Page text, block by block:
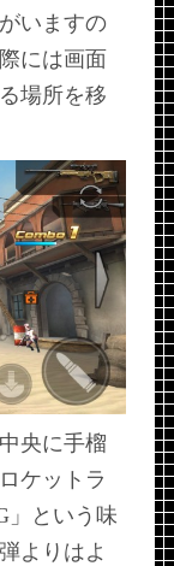
いますの
には画面
場所を移
央に手榴
ケットラ
」という味
よりはよ